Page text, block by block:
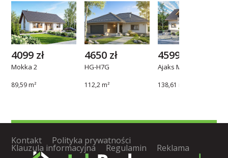
Mokka 2
89,59 m²
4099 zł
HG-H7G
112,2 m²
4650 zł
Ajaks Max
138,61 m²
4599 zł
Kontakt Polityka prywatności
Klauzula informacyjna Regulamin Reklama